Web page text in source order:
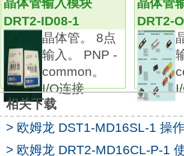
6触点电磁锁定安全门开关世界
小型电磁锁定安全门开关 D4SL-
DRT2-MD16S手册。
一触式拆装的2种接线方式，可
内置开关种类丰富，适用于各类
4触点、 5触点、6触点)。
锁定强度为令人放心的1,300N。
无需取下头部便可改变钥匙插入
大幅减少螺线管电流，有助于降
DRT2-ID08-1
晶体管。 8点
输入。 PNP -
common。
I/O连接
DRT2-
相关下载
> 欧姆龙 DST1-MD16SL-1 操
> 欧姆龙 DRT2-MD16CL-P-1